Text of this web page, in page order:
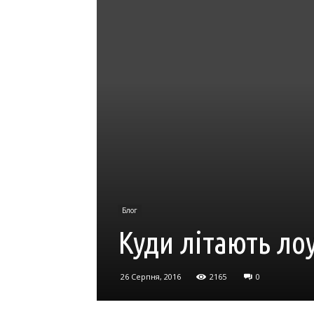
Блог
Куди літають
26 Серпня, 2016 2165 0